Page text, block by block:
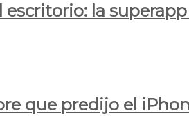
la
que predijo el